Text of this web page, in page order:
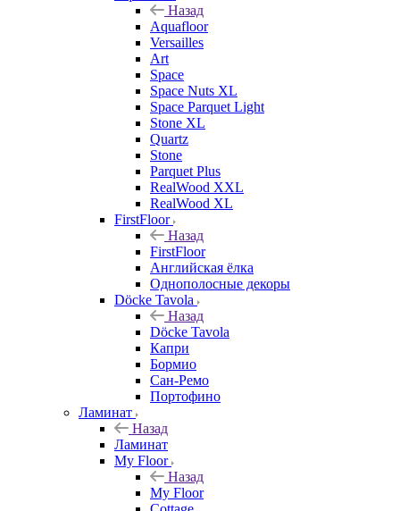
Назад
Aquafloor
Versailles
Art
Space
Space Nuts XL
Space Parquet Light
Stone XL
Quartz
Stone
Parquet Plus
RealWood XXL
RealWood XL
FirstFloor
Назад
FirstFloor
Английская ёлка
Однополосные декоры
Döcke Tavola
Назад
Döcke Tavola
Капри
Бормио
Сан-Ремо
Портофино
Ламинат
Назад
Ламинат
My Floor
Назад
My Floor